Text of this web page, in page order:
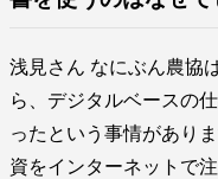
浅見さん なにぶん農協
ら、デジタルベースの
ったという事情があり
資をインターネットで